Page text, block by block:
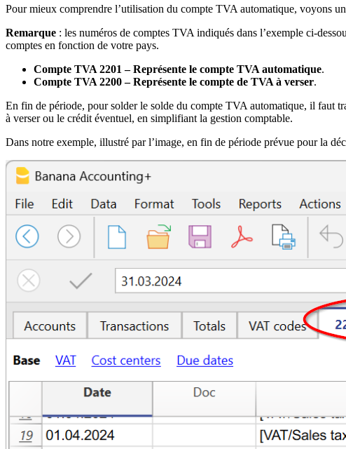
Pour mieux comprendre l’utilisation du compte TVA automatique, voyons
Remarque : les numéros de comptes TVA indiqués dans l’exemple ci-
comptes en fonction de votre pays.
Compte TVA 2201 – Représente le compte TVA automatique.
Compte TVA 2200 – Représente le compte de TVA à verser.
En fin de période, pour solder le solde du compte TVA automatique, il faut
à verser ou le crédit éventuel, en simplifiant la gestion comptable.
Dans notre exemple, illustré par l’image, en fin de période prévue pour la